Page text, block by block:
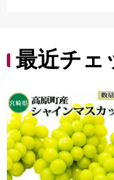
最近チェ